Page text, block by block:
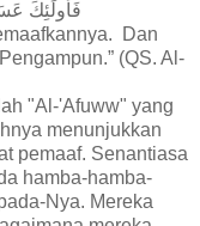
فَأُولَئِكَ
Dan
(QS. Al-
"Al-'Afuww" yang
menunjukkan
pemaaf. Senantiasa
hamba-hamba-
Nya. Mereka